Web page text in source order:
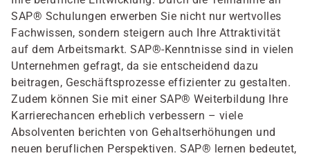
SAP® Schulungen erwerben Sie nicht nur wertvolles
Fachwissen, sondern steigern auch Ihre Attraktivität
auf dem Arbeitsmarkt. SAP®-Kenntnisse sind in vielen
Unternehmen gefragt, da sie entscheidend dazu
beitragen, Geschäftsprozesse effizienter zu gestalten.
Zudem können Sie mit einer SAP® Weiterbildung Ihre
Karrierechancen erheblich verbessern – viele
Absolventen berichten von Gehaltserhöhungen und
neuen beruflichen Perspektiven. SAP® lernen bedeutet,